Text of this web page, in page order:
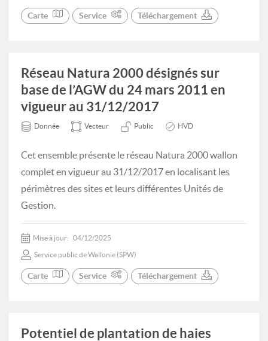
Carte Service Téléchargement
Réseau Natura 2000 désignés sur
base de l’AGW du 24 mars 2011 en
vigueur au 31/12/2017
Donnée Vecteur Public HVD
Cet ensemble présente le réseau Natura 2000 wallon
complet en vigueur au 31/12/2017 en localisant les
périmètres des sites et leurs différentes Unités de
Gestion.
Mise à jour: 04/12/2025
Service public de Wallonie (SPW)
Carte Service Téléchargement
Potentiel de plantation de haies